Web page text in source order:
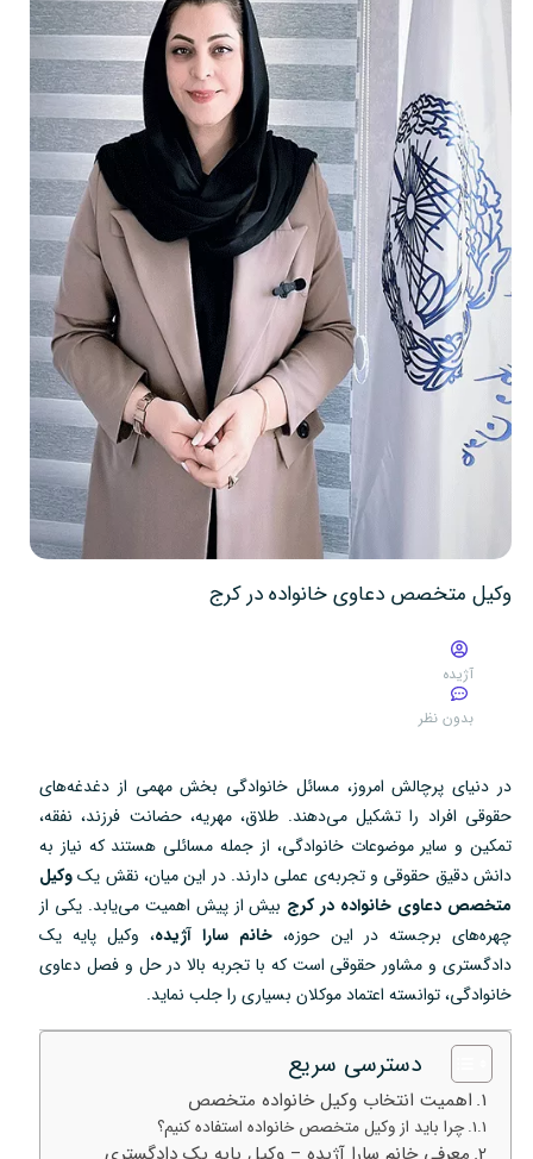
وکیل متخصص دعاوی خانواده در کرج
آژیده
بدون نظر
در دنیای پرچالش امروز، مسائل خانوادگی بخش مهمی از دغدغه‌های
حقوقی افراد را تشکیل می‌دهند. طلاق، مهریه، حضانت فرزند، نفقه،
تمکین و سایر موضوعات خانوادگی، از جمله مسائلی هستند که نیاز به
دانش دقیق حقوقی و تجربه‌ی عملی دارند. در این میان، نقش یکوکیل
متخصص دعاوی خانواده در کرج بیش از پیش اهمیت می‌یابد. یکی از
چهره‌های برجسته در این حوزه، خانم سارا آژیده، وکیل پایه یک
دادگستری و مشاور حقوقی است که با تجربه بالا در حل و فصل دعاوی
خانوادگی، توانسته اعتماد موکلان بسیاری را جلب نماید.
دسترسی سریع
اهمیت انتخاب وکیل خانواده متخصص
چرا باید از وکیل متخصص خانواده استفاده کنیم؟